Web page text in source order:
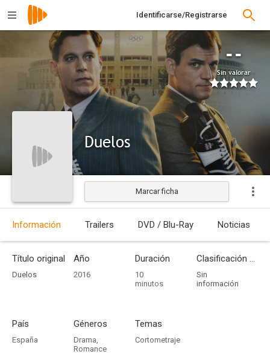
Identificarse/Registrarse
--
Sin valorar
Duelos
Estrenada
Marcar ficha
Información Trailers DVD / Blu-Ray Noticias
Título original
Duelos
Año
2016
Duración
10
minutos
Clasificación por edades
Sin
información
País
España
Géneros
Drama,
Romance
Temas
Cortometraje